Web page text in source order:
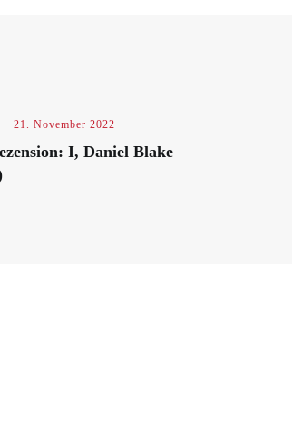
21. November 2022
I, Daniel Blake